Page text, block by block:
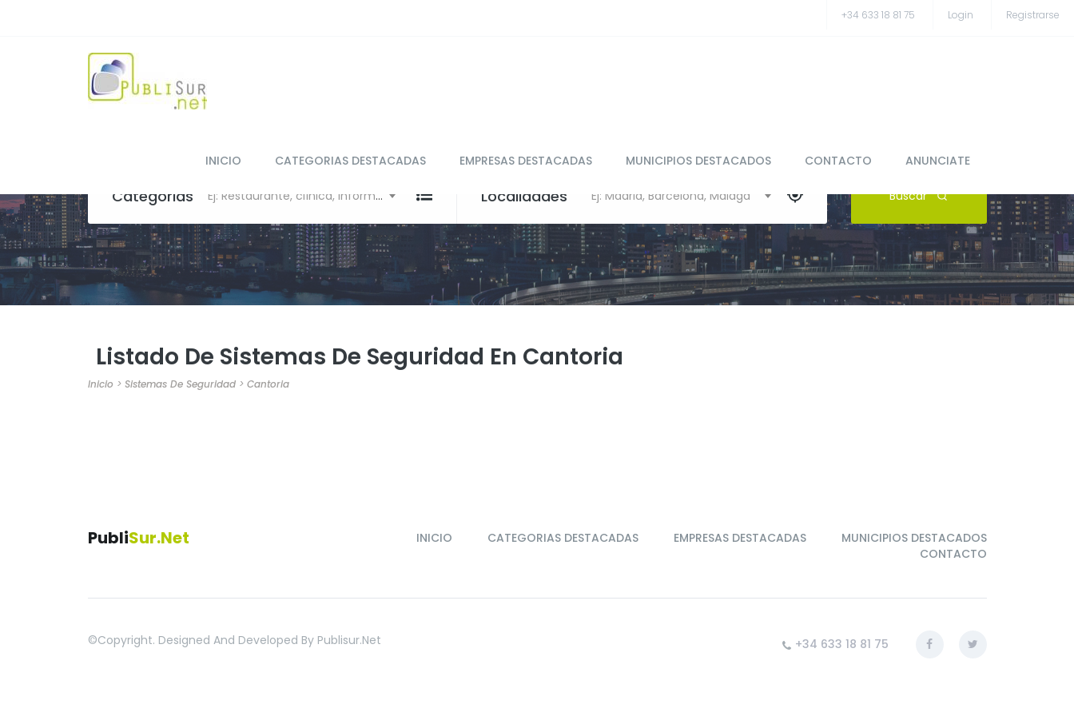
+34 633 18 81 75 Login Registrarse
INICIO CATEGORIAS DESTACADAS EMPRESAS DESTACADAS MUNICIPIOS DESTACADOS CONTACTO ANUNCIATE
Categorias Ej: Restaurante, clínica, Informática Localidades Ej: Madrid, Barcelona, Málaga Buscar
Listado De Sistemas De Seguridad En Cantoria
Inicio > Sistemas De Seguridad> Cantoria
PubliSur.net INICIO CATEGORIAS DESTACADAS EMPRESAS DESTACADAS
MUNICIPIOS DESTACADOS
CONTACTO
©copyright. Designed And Developed By Publisur.net +34 633 18 81 75